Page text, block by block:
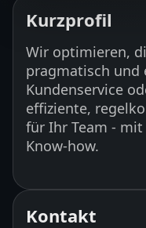
Kurzprofil
Wir optimieren,
pragmatisch und
Kundenservice
effiziente,
für Ihr Team - mit
Know-how.
Kontakt